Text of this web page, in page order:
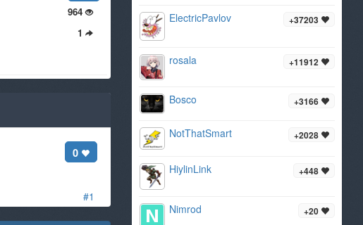
964
1
#1
0
+37203
ElectricPavlov
+11912
rosala
+3166
Bosco
+2028
NotThatSmart
+448
HiylinLink
+20
Nimrod